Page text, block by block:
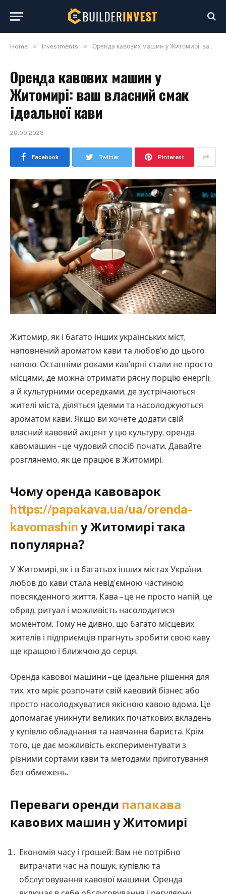
Home » Investments » Оренда кавових машин у Житомирі: ваш власний смак iдеальної кави
Оренда кавових машин у
Житомирі: ваш власний смак
iдеальної кави
20.09.2023
Facebook Twitter Pinterest
Житомир, як і багато інших українських міст,
наповнений ароматом кави та любов’ю до цього
напою. Останніми роками кав’ярні стали не просто
місцями, де можна отримати рясну порцію енергії,
а й культурними осередками, де зустрічаються
жителі міста, діляться ідеями та насолоджуються
ароматом кави. Якщо ви хочете додати свій
власний кавовий акцент у цю культуру, оренда
кавомашин – це чудовий спосіб почати. Давайте
розглянемо, як це працює в Житомирі.
Чому оренда кавоварок
https://papakava.ua/ua/orenda-
kavomashin у Житомирі така
популярна?
У Житомирі, як і в багатьох інших містах України,
любов до кави стала невід’ємною частиною
повсякденного життя. Кава – це не просто напій, це
обряд, ритуал і можливість насолодитися
моментом. Тому не дивно, що багато місцевих
жителів і підприємців прагнуть зробити свою каву
ще кращою і ближчою до серця.
Оренда кавової машини – це ідеальне рішення для
тих, хто мріє розпочати свій кавовий бізнес або
просто насолоджуватися якісною кавою вдома. Це
допомагає уникнути великих початкових вкладень
у купівлю обладнання та навчання бариста. Крім
того, це дає можливість експериментувати з
різними сортами кави та методами приготування
без обмежень.
Переваги оренди папакава
кавових машин у Житомирі
Економія часу і грошей: Вам не потрібно
витрачати час на пошук, купівлю та
обслуговування кавової машини. Оренда